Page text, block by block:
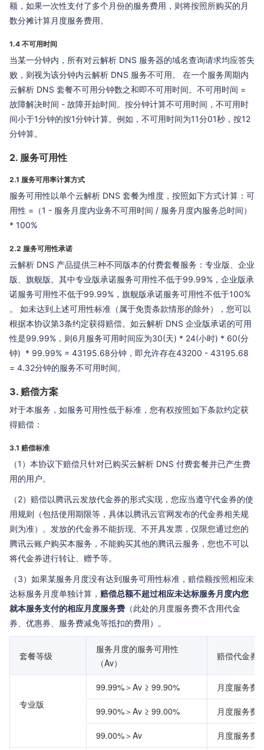
额，如果一次性支付了多个月份的服务费用，则将按照所购买的月
数分摊计算月度服务费用。
1.4 不可用时间
当某一分钟内，所有对云解析 DNS 服务器的域名查询请求均应答失
败，则视为该分钟内云解析 DNS 服务不可用。 在一个服务周期内
云解析 DNS 套餐不可用分钟数之和即不可用时间。不可用时间 =
故障解决时间 - 故障开始时间。按分钟计算不可用时间，不可用时
间小于1分钟的按1分钟计算。例如，不可用时间为11分01秒，按12
分钟算。
2. 服务可用性
2.1 服务可用率计算方式
服务可用性以单个云解析 DNS 套餐为维度，按照如下方式计算：可
用性 =（1 - 服务月度内业务不可用时间 / 服务月度内服务总时间）
* 100%
2.2 服务可用性承诺
云解析 DNS 产品提供三种不同版本的付费套餐服务：专业版、企业
版、旗舰版。其中专业版承诺服务可用性不低于99.99%，企业版承
诺服务可用性不低于99.99%，旗舰版承诺服务可用性不低于100%
。 如未达到上述可用性标准（属于免责条款情形的除外），您可以
根据本协议第3条约定获得赔偿。如云解析 DNS 企业版承诺的可用
性是99.99%，则6月服务可用时间应为30(天) * 24(小时) * 60(分
钟) * 99.99% = 43195.68分钟，即允许存在43200 - 43195.68
= 4.32分钟的服务不可用时间。
3. 赔偿方案
对于本服务，如服务可用性低于标准，您有权按照如下条款约定获
得赔偿：
3.1 赔偿标准
（1）本协议下赔偿只针对已购买云解析 DNS 付费套餐并已产生费
用的用户。
（2）赔偿以腾讯云发放代金券的形式实现，您应当遵守代金券的使
用规则（包括使用期限等，具体以腾讯云官网发布的代金券相关规
则为准）。发放的代金券不能折现、不开具发票，仅限您通过您的
腾讯云账户购买本服务，不能购买其他的腾讯云服务，您也不可以
将代金券进行转让、赠予等。
（3）如果某服务月度没有达到服务可用性标准，赔偿额按照相应未
达标服务月度单独计算， 赔偿总额不超过相应未达标服务月度内您
就本服务支付的相应月度服务费 （此处的月度服务费不含用代金
券、优惠券、服务费减免等抵扣的费用）。
套餐等级
服务月度的服务可用性
（Av）
赔偿代金券
专业版
99.99%＞Av ≥ 99.90% 月度服务费
99.90%＞Av ≥ 99.00% 月度服务费
99.00%＞Av 月度服务费